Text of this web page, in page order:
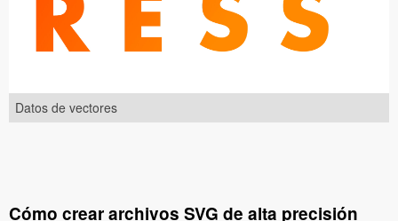
Datos de vectores
Cómo crear archivos SVG de alta precisión